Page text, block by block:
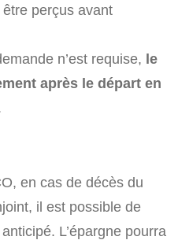
perçus avant
n’est requise, le
après le départ en
en cas de décès du
il est possible de
L’épargne pourra